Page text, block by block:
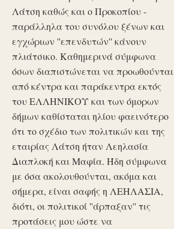
Λάτση καθώς και ο Προκοπίου -
παράλληλα του συνόλου ξένων και
εγχώριων ''επενδυτών'' κάνουν
πλιάτσικο. Καθημερινά σύμφωνα
όσων διαπιστώνεται να προωθούνται
από κέντρα και παράκεντρα εκτός
του ΕΛΛΗΝΙΚΟΥ και των όμορων
δήμων καθίσταται ηλίου φαεινότερο
ότι το σχέδιο των πολιτικών και της
εταιρίας Λάτση ήταν Λεηλασία
Διαπλοκή και Μαφία. Ήδη σύμφωνα
με όσα ακολουθούνται, ακόμα και
σήμερα, είναι σαφής η ΛΕΗΛΑΣΙΑ,
διότι, οι πολιτικοί ''άρπαξαν'' τις
προτάσεις μου ώστε να